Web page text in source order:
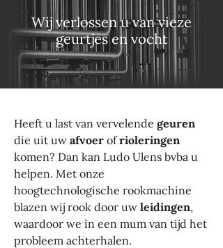
Wij verlossen u van vieze
geurtjes en vocht
Heeft u last van vervelende geuren
die uit uw afvoer ofrioleringen
komen? Dan kan Ludo Ulens bvba u
helpen. Met onze
hoogtechnologische rookmachine
blazen wij rook door uw leidingen,
waardoor we in een mum van tijd het
probleem achterhalen.